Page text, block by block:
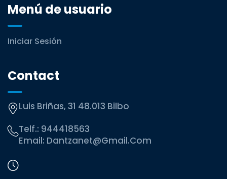
Menú de usuario
Iniciar Sesión
Contact
Luis Briñas, 31 48.013 Bilbo
Telf.: 944418563
Email: Dantzanet@gmail.com